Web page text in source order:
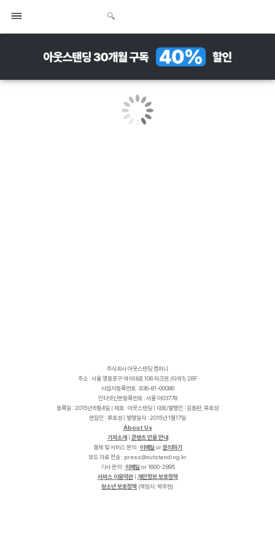
주식회사 아웃스탠딩 컴퍼니
주소 : 서울 영등포구 여의대로 108 파크원 (타워1) 28F
사업자등록번호 : 836-81-00086
인터넷신문등록번호 : 서울 아03778
등록일 : 2015년 6월4일 | 제호 : 아웃스탠딩 | 대표/발행인 : 김동환, 류호성
편집인 : 류호성 | 발행일자 : 2015년 1월17일
About Us
기자소개
콘텐츠 인용 안내
결제 및 서비스 문의 : 이메일 or문의하기
보도 자료 전송 :
r
k
.
g
n
i
d
n
a
t
s
t
u
o
@
s
s
e
r
p
기사 문의 : 이메일 or 1600-2895
서비스 이용약관| 개인정보 보호정책
청소년 보호정책 (책임자: 박주현)